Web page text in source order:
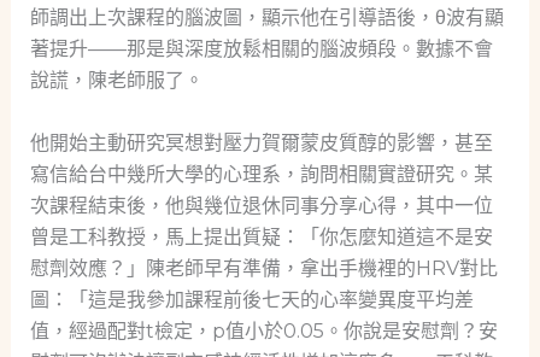
師調出上次課程的腦波圖，顯示他在引導語後，θ波有顯
著提升——那是與深度放鬆相關的腦波頻段。數據不會
說謊，陳老師服了。
他開始主動研究冥想對壓力賀爾蒙皮質醇的影響，甚至
寫信給台中幾所大學的心理系，詢問相關實證研究。某
次課程結束後，他與幾位退休同事分享心得，其中一位
曾是工科教授，馬上提出質疑：「你怎麼知道這不是安
慰劑效應？」陳老師早有準備，拿出手機裡的HRV對比
圖：「這是我參加課程前後七天的心率變異度平均差
值，經過配對t檢定，p值小於0.05。你說是安慰劑？安